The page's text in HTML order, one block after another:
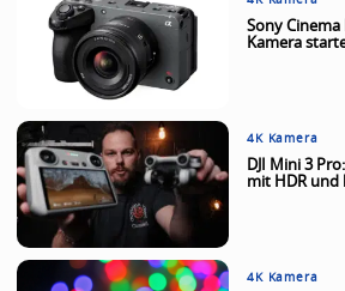
Sony Cinema
Kamera
4K Kamera
DJI Mini 3
mit HDR und
4K Kamera